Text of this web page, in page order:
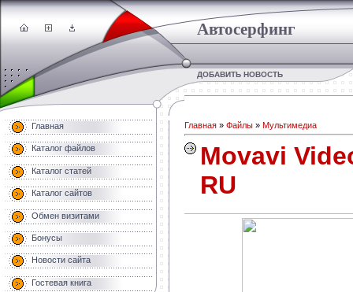
Автосерфинг
ДОБАВИТЬ НОВОСТЬ
Главная
Каталог файлов
Каталог статей
Каталог сайтов
Обмен визитами
Бонусы
Новости сайта
Гостевая книга
Главная » Файлы » Мультимедиа
Movavi
RU